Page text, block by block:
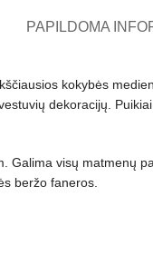
PAPILDOMA
kokybės
dekoracijų.
Galima visų matmenų
beržo faneros.